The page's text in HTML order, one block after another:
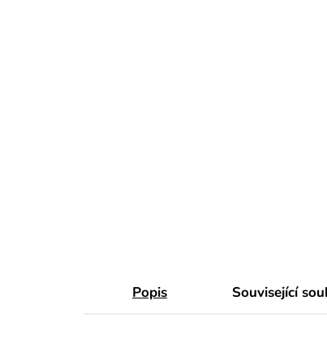
Popis Související